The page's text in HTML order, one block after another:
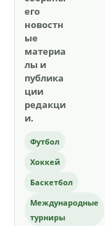
его
новостн
ые
материа
лы и
публика
ции
редакци
и.
Футбол
Хоккей
Баскетбол
Международные
турниры